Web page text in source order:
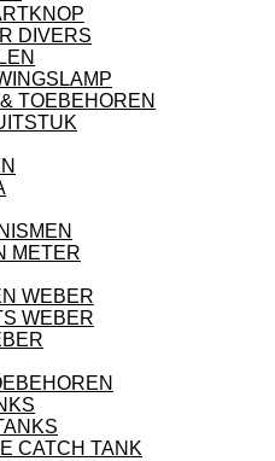
DIVERS
TOEBEHOREN
METER
WEBER
WEBER
CATCH TANK